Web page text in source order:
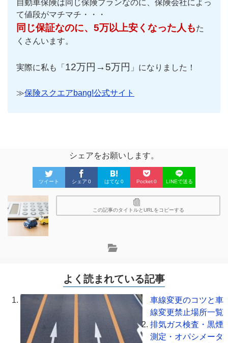
自動車保険は同じ保険プランなのに、保険会社によっ
て値段がマチマチ・・・
同じ保証なのに、5万以上安くなった人もた
くさんいます。
実際に私も「 12万円→5万円 」になりました！
≫保険スクエアbang!公式サイト
シェアをお願いします。
ツイート シェア 0 はてな 0 Pocket0 LINEで送る
この記事のタイトルとURLをコピーする
よく読まれている記事
車線変更のコツと車
線変更禁止場所一覧
排気ガス検査・黒煙
測定・オパシメータ